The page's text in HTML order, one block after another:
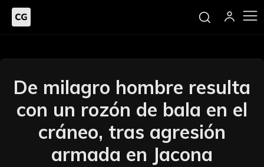
De milagro hombre resulta
con un rozón de bala en el
cráneo, tras agresión
armada en Jacona